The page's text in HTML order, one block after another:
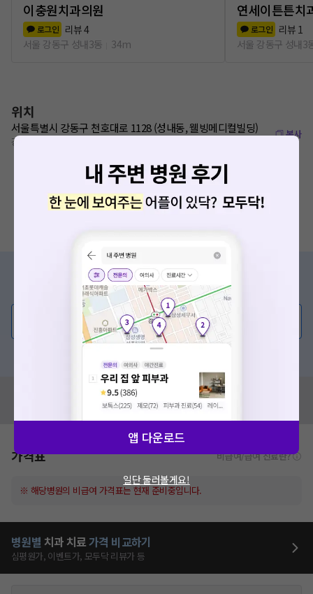
이충원치과의원
로그인 리뷰4
서울 강동구 성내3동
34m
연세이튼튼치
로그인 리뷰 1
서울 강동구 성내3
위치
서울특별시 강동구 천호대로 1128 (성내동, 웰빙메디컬빌딩)
강동역 3번 출구에서 350m
복사
증상/치료, 궁금한 점이 있나요?
의사가 직접 답해드려요!
💬 무엇이든 물어보세요
혹은, 의료상담 서비스에 다양한 게시글 보러가기
혹시 잘못된 병원정보가 있나요?
모두닥 팀에 알려주세요!
가격표 비급여/급여 진료란?
※ 해당병원의 비급여 가격표는 현재 준비중입니다.
병원별 치과 치료가격 비교하기
심평원가, 이벤트가, 모두닥 리뷰가 등
앱 다운로드
일단 둘러볼게요!